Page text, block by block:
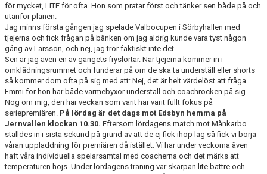
för mycket, LITE för ofta. Hon som pratar först och tänker sen både på och
utanför planen.
Jag minns första gången jag spelade Valbocupen i Sörbyhallen med
tjejerna och fick frågan på bänken om jag aldrig kunde vara tyst någon
gång av Larsson, och nej, jag tror faktiskt inte det.
Sen är jag även en av gängets fryslortar. När tjejerna kommer in i
omklädningsrummet och funderar på om de ska ta underställ eller shorts
så kommer dom ofta på sig med att: Nej, det är helt värdelöst att fråga
Emmi för hon har både värmebyxor underställ och coachrocken på sig.
Nog om mig, den här veckan som varit har varit fullt fokus på
seriepremiären. På lördag är det dags mot Edsbyn hemma på
Jernvallen klockan 10.30. Eftersom lördagens match mot Månkarbo
ställdes in i sista sekund på grund av att de ej fick ihop lag så fick vi börja
våran uppladdning för premiären då istället. Vi har under veckorna även
haft våra individuella spelarsamtal med coacherna och det märks att
temperaturen höjs. Under lördagens träning var skärpan lite bättre och